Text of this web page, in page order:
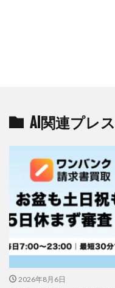
AI関連プレ
2026年8月6日